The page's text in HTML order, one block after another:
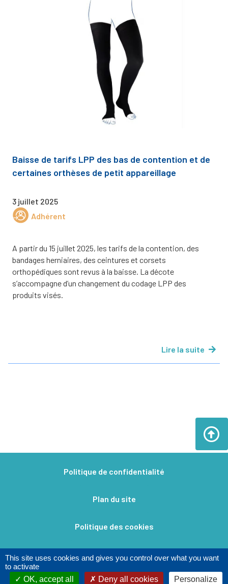
Baisse de tarifs LPP des bas de contention et de
certaines orthèses de petit appareillage
3 juillet 2025
Adhérent
A partir du 15 juillet 2025, les tarifs de la contention, des
bandages herniaires, des ceintures et corsets
orthopédiques sont revus à la baisse. La décote
s’accompagne d’un changement du codage LPP des
produits visés.
Lire la suite
Politique de confidentialité
Plan du site
Politique des cookies
Mentions légales​
This site uses cookies and gives you control over what you want
to activate
OK, accept all
Deny all cookies Personalize